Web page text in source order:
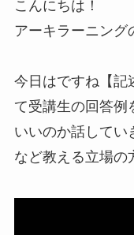
こんにちは！
アーキラーニング
今日はですね【記
て受講生の回答例
いいのか話してい
など教える立場の